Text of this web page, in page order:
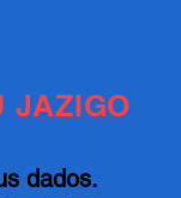
JAZIGO
dados.